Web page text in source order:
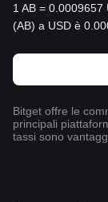
1 AB =
(AB) a USD è
Bitget offre le
principali
tassi sono